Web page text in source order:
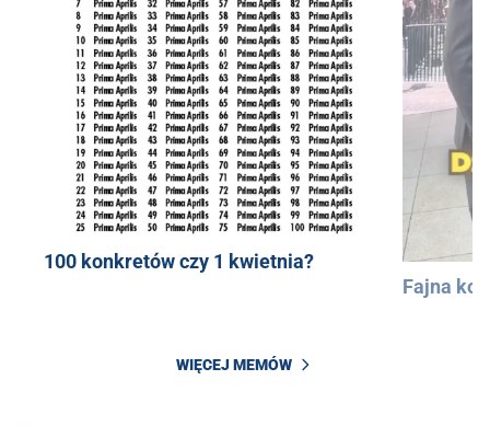
100 konkretów czy 1 kwietnia?
Fajna
WIĘCEJ MEMÓW